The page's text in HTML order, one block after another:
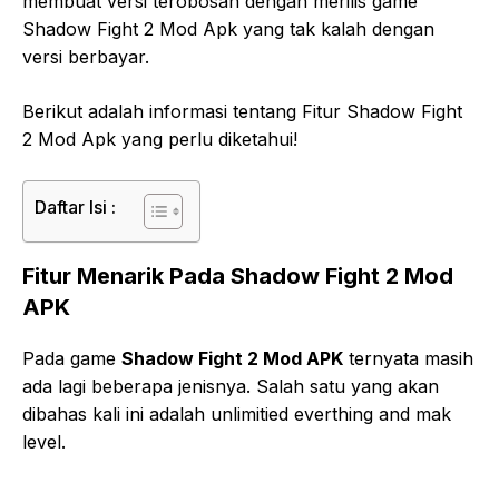
Shadow Fight 2 Mod Apk yang tak kalah dengan
versi berbayar.
Berikut adalah informasi tentang Fitur Shadow Fight
2 Mod Apk yang perlu diketahui!
Daftar Isi :
Fitur Menarik Pada Shadow Fight 2 Mod
APK
Pada game Shadow Fight 2 Mod APK ternyata masih
ada lagi beberapa jenisnya. Salah satu yang akan
dibahas kali ini adalah unlimitied everthing and mak
level.